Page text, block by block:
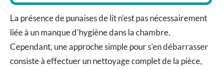
La présence de punaises de lit n’est pas nécessairement
liée à un manque d’hygiène dans la chambre.
Cependant, une approche simple pour s’en débarrasser
consiste à effectuer un nettoyage complet de la pièce,